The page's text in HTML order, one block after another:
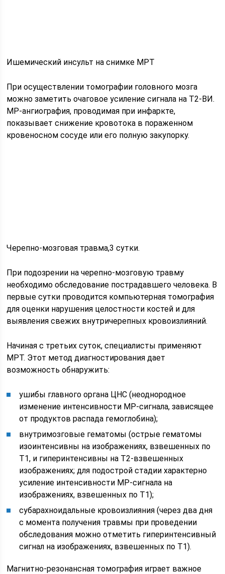
Ишемический инсульт на снимке МРТ
При осуществлении томографии головного мозга
можно заметить очаговое усиление сигнала на Т2-ВИ.
МР-ангиография, проводимая при инфаркте,
показывает снижение кровотока в пораженном
кровеносном сосуде или его полную закупорку.
Черепно-мозговая травма,3 сутки.
При подозрении на черепно-мозговую травму
необходимо обследование пострадавшего человека. В
первые сутки проводится компьютерная томография
для оценки нарушения целостности костей и для
выявления свежих внутричерепных кровоизлияний.
Начиная с третьих суток, специалисты применяют
МРТ. Этот метод диагностирования дает
возможность обнаружить:
ушибы главного органа ЦНС (неоднородное
изменение интенсивности МР-сигнала, зависящее
от продуктов распада гемоглобина);
внутримозговые гематомы (острые гематомы
изоинтенсивны на изображениях, взвешенных по
Т1, и гиперинтенсивны на Т2-взвешенных
изображениях; для подострой стадии характерно
усиление интенсивности МР-сигнала на
изображениях, взвешенных по Т1);
субарахноидальные кровоизлияния (через два дня
с момента получения травмы при проведении
обследования можно отметить гиперинтенсивный
сигнал на изображениях, взвешенных по Т1).
Магнитно-резонансная томография играет важное